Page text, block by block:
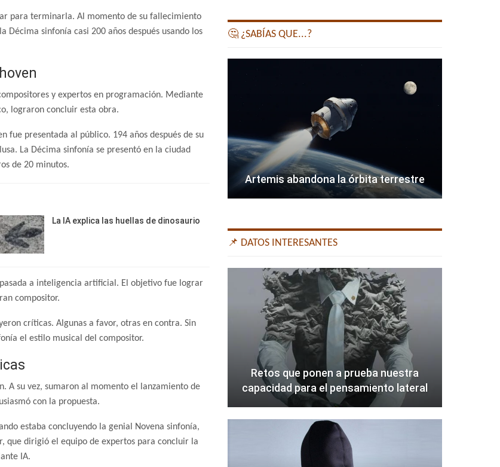
para terminarla. Al momento de su fallecimiento
sinfonía casi 200 años después usando los
y expertos en programación. Mediante
lograron concluir esta obra.
fue presentada al público. 194 años después de su
La Décima sinfonía se presentó en la ciudad
de 20 minutos.
La IA explica las huellas de dinosaurio
a inteligencia artificial. El objetivo fue lograr
compositor.
críticas. Algunas a favor, otras en contra. Sin
el estilo musical del compositor.
A su vez, sumaron al momento el lanzamiento de
con la propuesta.
estaba concluyendo la genial Novena sinfonía,
que dirigió el equipo de expertos para concluir la
IA.
🤔 ¿SABÍAS QUE...?
Artemis abandona la órbita terrestre
📌 DATOS INTERESANTES
Retos que ponen a prueba nuestra
capacidad para el pensamiento lateral